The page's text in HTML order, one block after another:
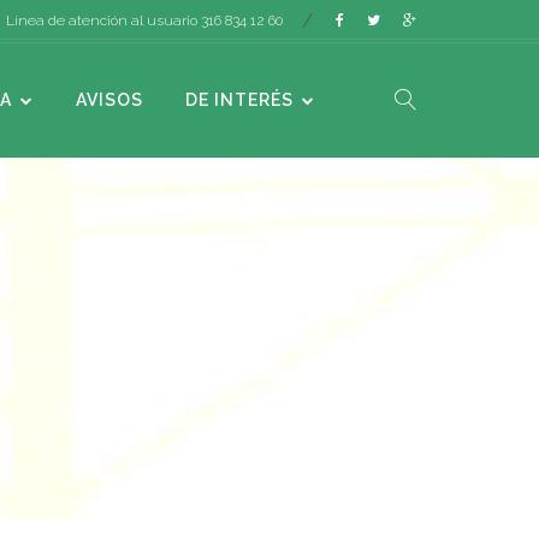
Línea de atención al usuario 316 834 12 60
AVISOS DE INTERÉS